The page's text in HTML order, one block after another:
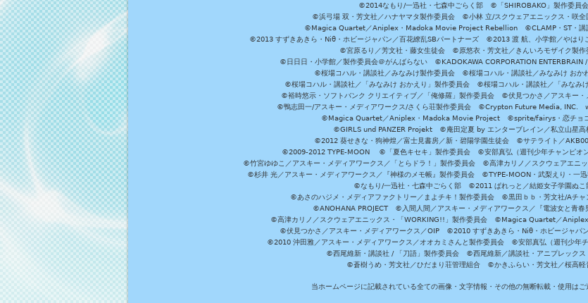
©2014なもり/一迅社・七森中ごらく部 ©「SHIROBAKO」製作委員会
©浜弓場 双・芳文社／ハナヤマタ製作委員会 ©小林 立/スクウェアエニックス・咲全
©Magica Quartet／Aniplex・Madoka Movie Project Rebellion ©CLAMP・ST・講
©2013 すずきあきら・Niθ・ホビージャパン／百花繚乱SBパートナーズ ©2013 渡 航、小学館／やはり
©宮原るり／芳文社・藤女生徒会 ©原悠衣・芳文社／きんいろモザイク製作
©日日日・小学館／製作委員会＠がんばらない ©KADOKAWA CORPORATION ENTERBRAIN
©桜場コハル・講談社／みなみけ製作委員会 ©桜場コハル・講談社／みなみけ おか
©桜場コハル・講談社／「みなみけ おかえり」製作委員会 ©桜場コハル・講談社／「みなみ
©裕時悠示・ソフトバンク クリエイティブ／「俺修羅」製作委員会 ©伏見つかさ／アスキー・
©鴨志田一/アスキー・メディアワークス/さくら荘製作委員会 ©Crypton Future Media, INC.
©Magica Quartet／Aniplex・Madoka Movie Project ©sprite/fairys・恋チョ
©GIRLS und PANZER Projekt ©庵田定夏 by エンターブレイン／私立山星高
©2012 葵せきな・狗神煌／富士見書房／新・碧陽学園生徒会 ©サテライト／
©2009-2012 TYPE-MOON ©「夏色キセキ」製作委員会 ©安部真弘（週刊少年チャンピオ
©竹宮ゆゆこ／アスキー・メディアワークス／「とらドラ！」製作委員会 ©高津カリノ／スクウェアエニ
©杉井 光／アスキー・メディアワークス／『神様のメモ帳』製作委員会 ©TYPE-MOON・武梨えり・一迅
©なもり/一迅社・七森中ごらく部 ©2011 ぱれっと／結姫女子学園ぬこ
©あさのハジメ・メディアファクトリー／まよチキ！製作委員会 ©黒田ｂｂ・芳文社/Aチャ
©ANOHANA PROJECT ©入間人間／アスキー・メディアワークス／『電波女と青春
©高津カリノ／スクウェアエニックス・「WORKING!!」製作委員会 ©Magica Quartet／
©伏見つかさ／アスキー・メディアワークス／OIP ©2010 すずきあきら・Niθ・ホビージャパ
©2010 沖田雅／アスキー・メディアワークス／オオカミさんと製作委員会 ©安部真弘（週刊少年チ
©西尾維新・講談社 / 「刀語」製作委員会 ©西尾維新／講談社・アニプレックス
©蒼樹うめ・芳文社／ひだまり荘管理組合 ©かきふらい・芳文社／桜高軽
当ホームページに記載されている全ての画像・文字情報・その他の無断転載・使用はご